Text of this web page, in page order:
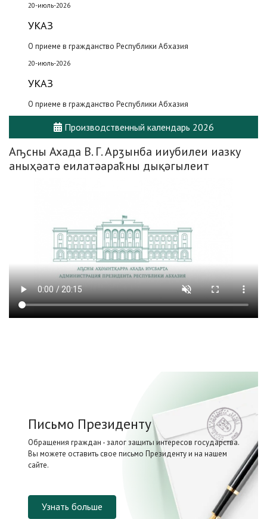
20-июль-2026
УКАЗ
О приеме в гражданство Республики Абхазия
20-июль-2026
УКАЗ
О приеме в гражданство Республики Абхазия
Производственный календарь 2026
Аҧсны Ахада В. Г. Арӡынба ииубилеи иазку
аныҳәатә еилатәараҟны дықәгылеит
Письмо Президенту
Обращения граждан - залог защиты интересов государства.
Вы можете оставить свое письмо Президенту и на нашем
сайте.
Узнать больше